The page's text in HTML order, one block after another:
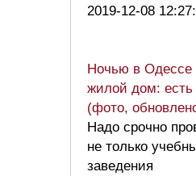
2019-12-08
Ночью в Одессе
жилой дом:
(фото,
Надо срочно
не только
заведения